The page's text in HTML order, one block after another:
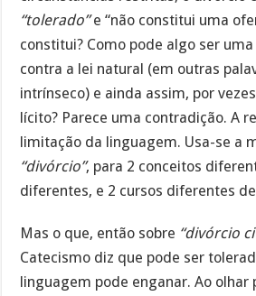
“tolerado”e “não constitui uma
constitui? Como pode algo ser
contra a lei natural (em outras
intrínseco) e ainda assim, por
lícito? Parece uma contradição. A
limitação da linguagem. Usa-se a
“divórcio”, para 2 conceitos
diferentes, e 2 cursos diferentes
Mas o que, então sobre “divórcio
Catecismo diz que pode ser
linguagem pode enganar. Ao olhar